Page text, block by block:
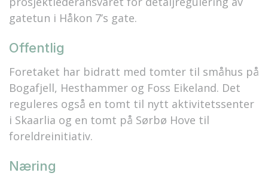
gatetun i Håkon 7’s gate.
Offentlig
Foretaket har bidratt med tomter til småhus på
Bogafjell, Hesthammer og Foss Eikeland. Det
reguleres også en tomt til nytt aktivitetssenter
i Skaarlia og en tomt på Sørbø Hove til
foreldreinitiativ.
Næring